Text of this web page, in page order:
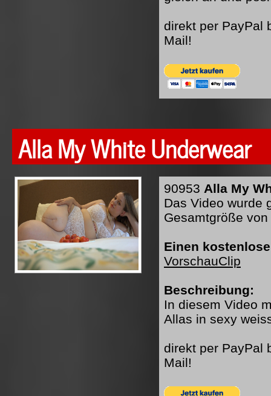
direkt per PayPal
Mail!
Alla My White Underwear
90953 Alla My
Das Video wurde
Gesamtgröße
Einen
VorschauClip
Beschreibung:
In diesem Video
Allas in sexy
direkt per PayPal
Mail!